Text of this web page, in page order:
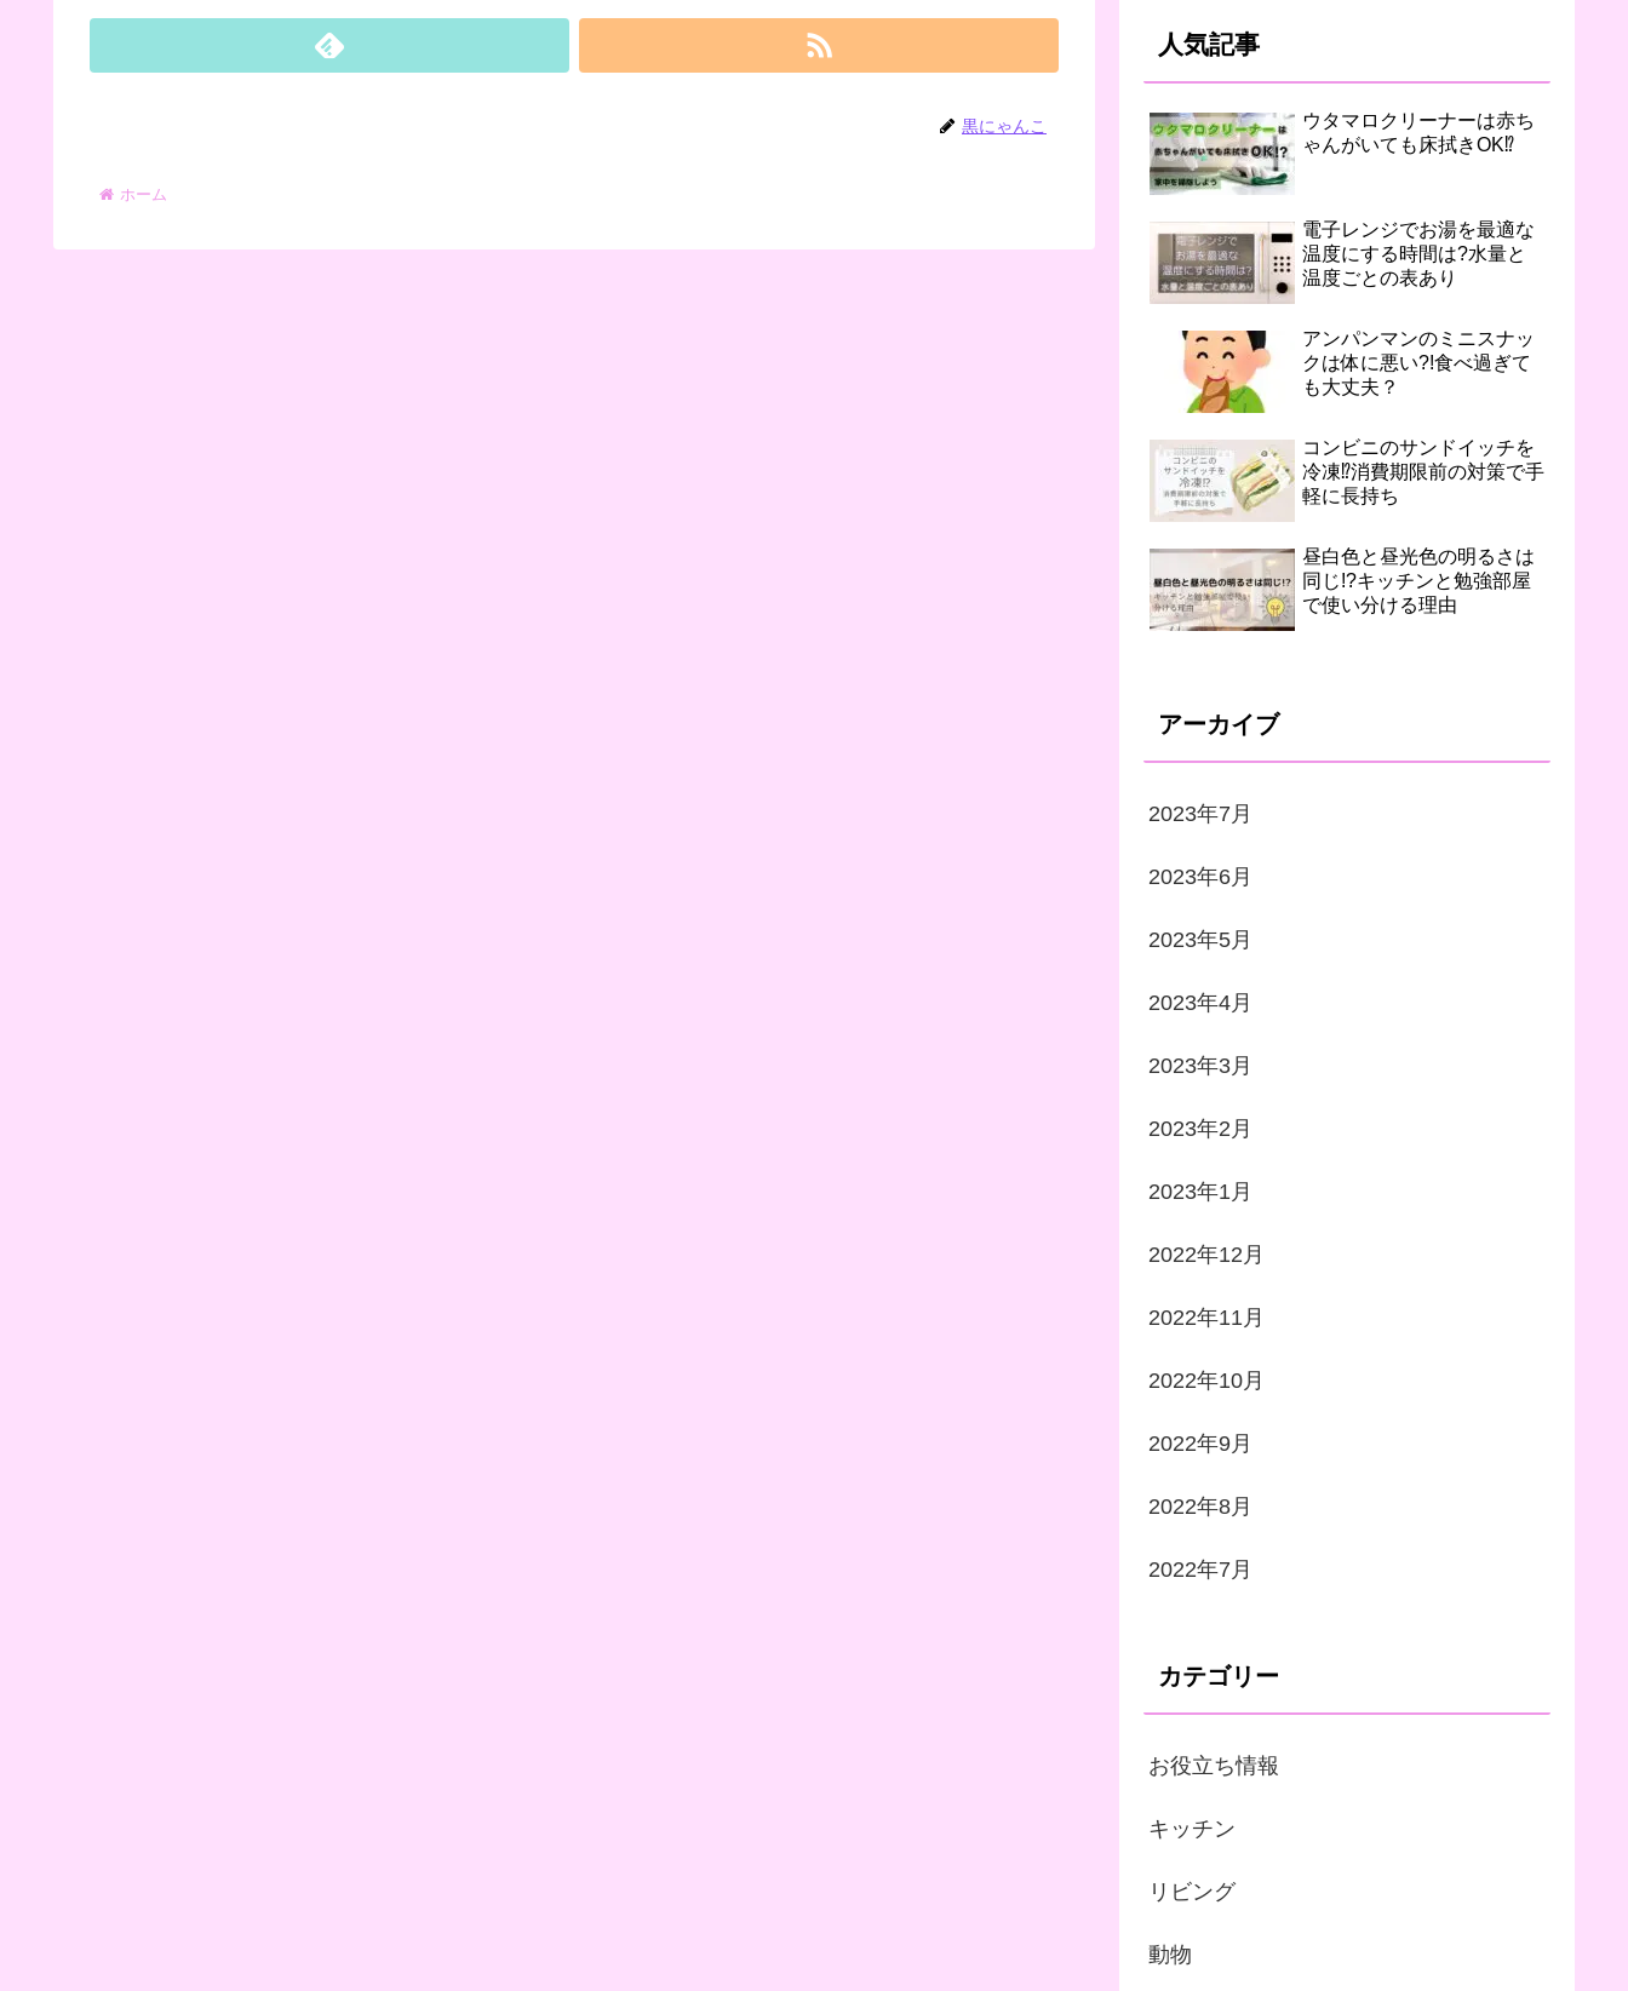
黒にゃんこ
ホーム
人気記事
ウタマロクリーナーは赤ち
ゃんがいても床拭きOK⁉︎
電子レンジでお湯を最適な
温度にする時間は?水量と
温度ごとの表あり
アンパンマンのミニスナッ
クは体に悪い?!食べ過ぎて
も大丈夫？
コンビニのサンドイッチを
冷凍⁉︎消費期限前の対策で手
軽に長持ち
昼白色と昼光色の明るさは
同じ!?キッチンと勉強部屋
で使い分ける理由
アーカイブ
2023年7月
2023年6月
2023年5月
2023年4月
2023年3月
2023年2月
2023年1月
2022年12月
2022年11月
2022年10月
2022年9月
2022年8月
2022年7月
カテゴリー
お役立ち情報
キッチン
リビング
動物